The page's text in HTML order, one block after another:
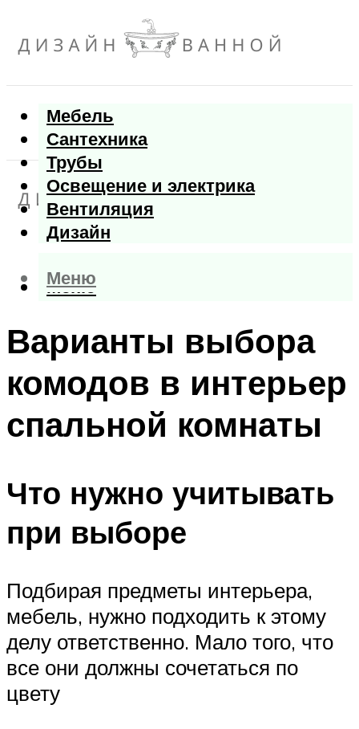
Мебель
Сантехника
Трубы
Освещение и электрика
Вентиляция
Дизайн
Меню
Меню
Варианты выбора
комодов в интерьер
спальной комнаты
Что нужно учитывать
при выборе
Подбирая предметы интерьера,
мебель, нужно подходить к этому
делу ответственно. Мало того, что
все они должны сочетаться по
цвету